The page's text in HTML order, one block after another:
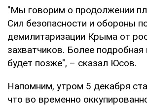
"Мы говорим о продолжении
Сил безопасности и обороны
демилитаризации Крыма от
захватчиков. Более
будет позже", – сказал Юсов.
Напомним, утром 5 декабря
что во временно